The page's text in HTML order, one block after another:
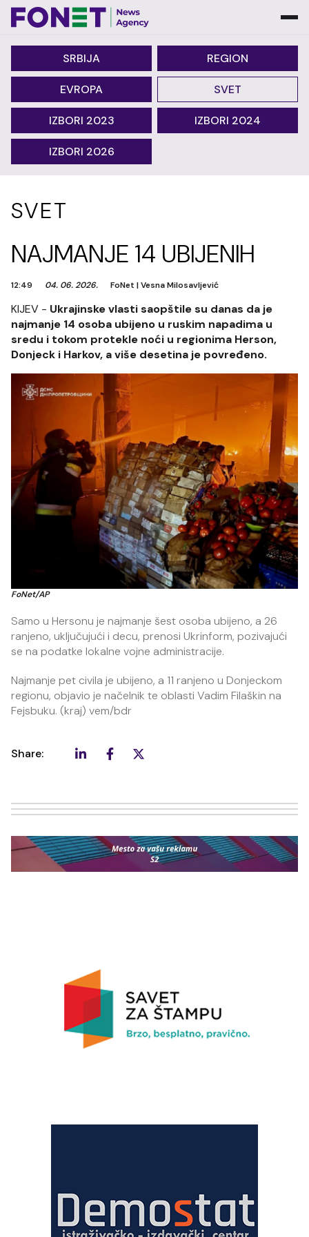
SRBIJA REGION
EVROPA SVET
IZBORI 2023 IZBORI 2024
IZBORI 2026
SVET
NAJMANJE 14 UBIJENIH
12:49 04. 06. 2026. FoNet |Vesna Milosavljević
KIJEV - Ukrajinske vlasti saopštile su danas da je
najmanje 14 osoba ubijeno u ruskim napadima u
sredu i tokom protekle noći u regionima Herson,
Donjeck i Harkov, a više desetina je povređeno.
FoNet/AP
Samo u Hersonu je najmanje šest osoba ubijeno, a 26
ranjeno, uključujući i decu, prenosi Ukrinform, pozivajući
se na podatke lokalne vojne administracije.
Najmanje pet civila je ubijeno, a 11 ranjeno u Donjeckom
regionu, objavio je načelnik te oblasti Vadim Filaškin na
Fejsbuku. (kraj) vem/bdr
Share: